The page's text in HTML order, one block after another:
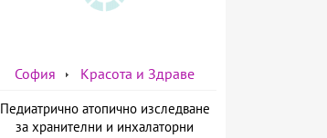
София Красота и Здраве
Педиатрично атопично изследване
за хранителни и инхалаторни